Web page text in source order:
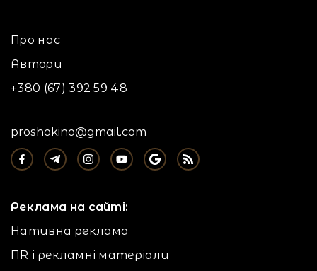
Про нас
Автори
+380 (67) 392 59 48
proshokino@gmail.com
Реклама на сайті:
Нативна реклама
ПR і рекламні матеріали